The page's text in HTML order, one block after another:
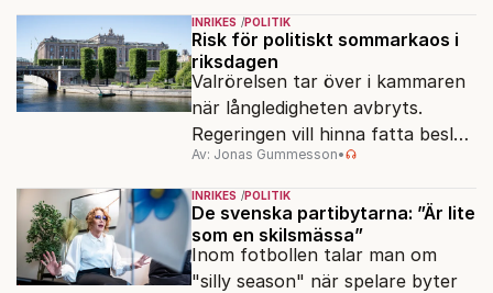
Sverige långsiktigt hållbart,
jämlikt och kriståligt.
INRIKES POLITIK
Risk för politiskt sommarkaos i
riksdagen
Valrörelsen tar över i kammaren
när långledigheten avbryts.
Regeringen vill hinna fatta beslut
före valet – men oppositionen
ser sin chans att pressa
Tidösidan.
Av: Jonas Gummesson•
INRIKES POLITIK
De svenska partibytarna: ”Är lite
som en skilsmässa”
Inom fotbollen talar man om
"silly season" när spelare byter